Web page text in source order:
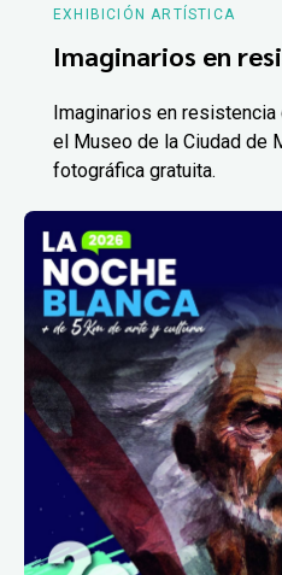
EXHIBICIÓN ARTÍSTICA
Imaginarios en
Imaginarios en
el Museo de la Ciudad de
fotográfica gratuita.